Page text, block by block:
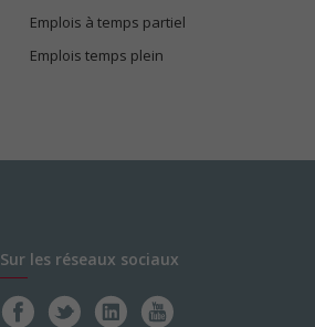
Emplois à temps partiel
Emplois temps plein
Sur les réseaux sociaux